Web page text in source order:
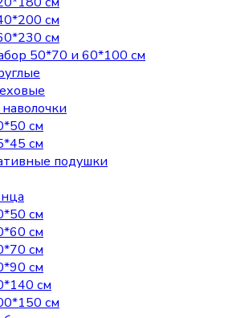
см
см
50*70 и 60*100 см
см
см
подушки
см
см
см
см
см
см